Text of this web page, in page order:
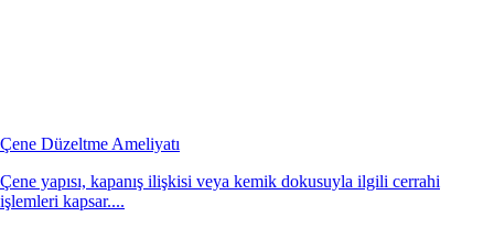
Çene Düzeltme Ameliyatı
Çene yapısı, kapanış ilişkisi veya kemik dokusuyla ilgili cerrahi
işlemleri kapsar....